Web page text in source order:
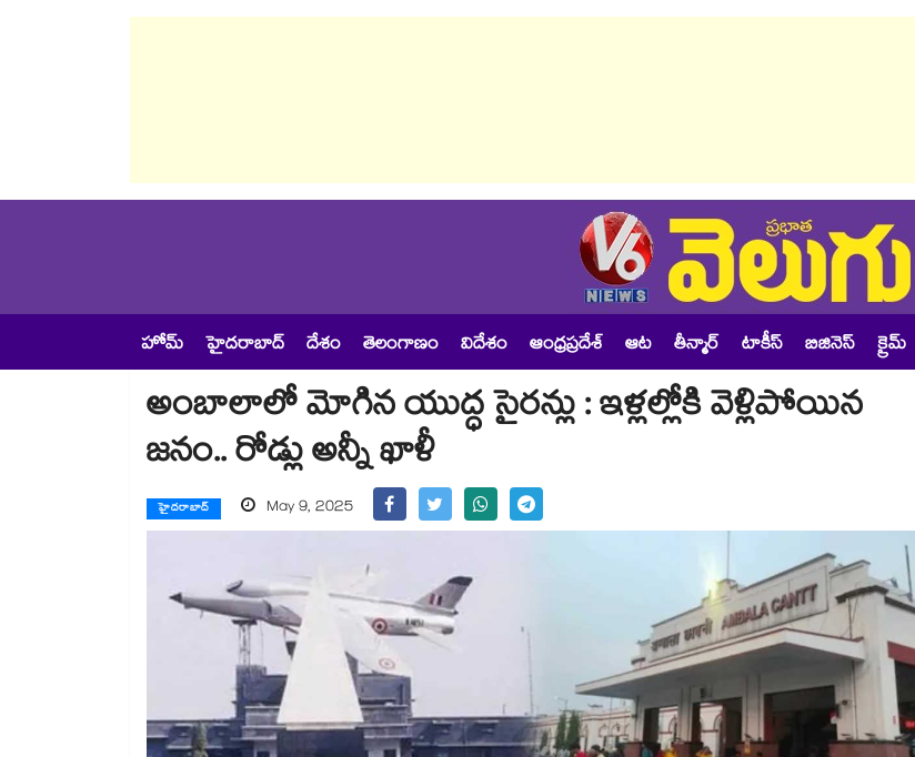
హోమ్ హైదరాబాద్ దేశం తెలంగాణం విదేశం ఆంధ్రప్రదేశ్ ఆట తీన్మార్ టాకీస్ బిజినెస్ క్రైమ్
అంబాలాలో మోగిన యుద్ధ సైరన్లు : ఇళ్లల్లోకి వెళ్లిపోయిన
జనం.. రోడ్లు అన్నీ ఖాళీ
హైదరాబాద్ May 9, 2025